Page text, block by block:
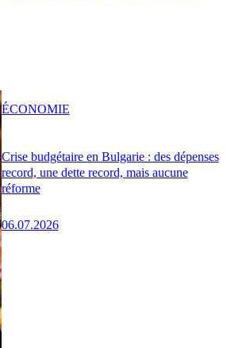
Crise budgétaire en Bulgarie : des dépenses
record, une dette record, mais aucune
réforme
06.07.2026
ÉCONOMIE